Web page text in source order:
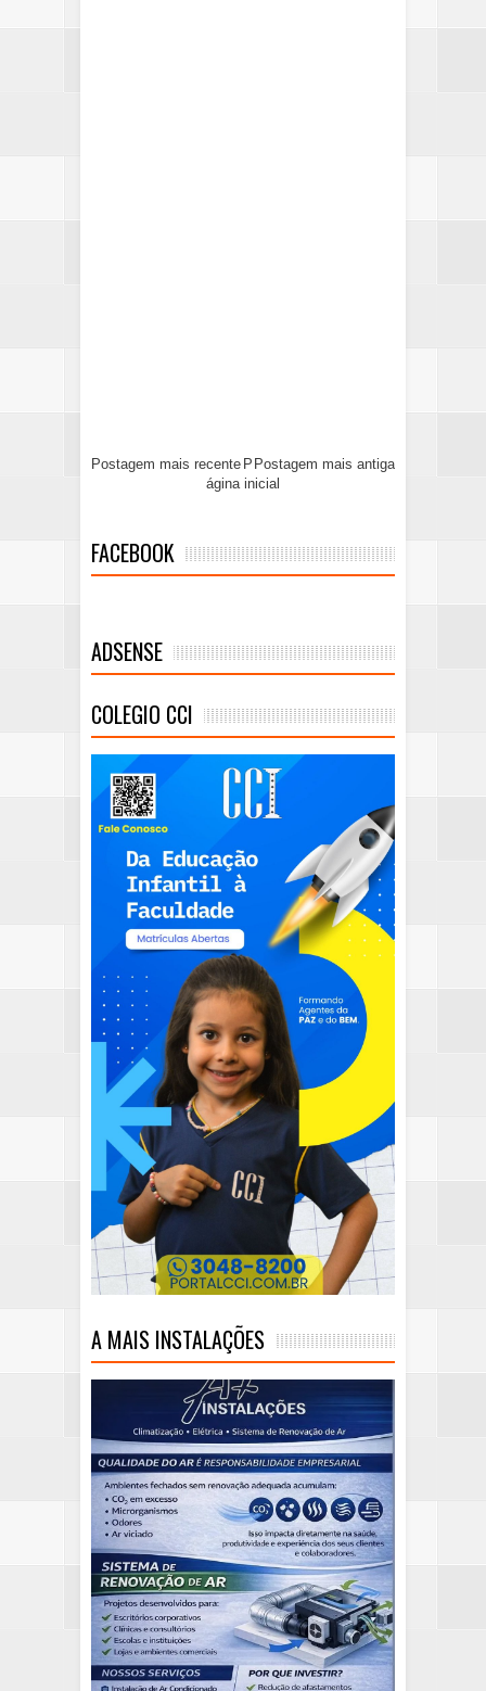
Postagem mais recente Postagem mais antiga
P
ágina inicial
FACEBOOK
ADSENSE
COLEGIO CCI
A MAIS INSTALAÇÕES